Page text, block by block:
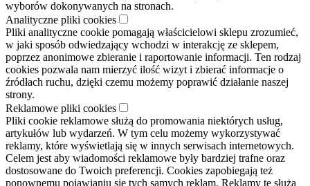
wyborów dokonywanych na stronach.
Analityczne pliki cookies
Pliki analityczne cookie pomagają właścicielowi sklepu zrozumieć,
w jaki sposób odwiedzający wchodzi w interakcję ze sklepem,
poprzez anonimowe zbieranie i raportowanie informacji. Ten rodzaj
cookies pozwala nam mierzyć ilość wizyt i zbierać informacje o
źródłach ruchu, dzięki czemu możemy poprawić działanie naszej
strony.
Reklamowe pliki cookies
Pliki cookie reklamowe służą do promowania niektórych usług,
artykułów lub wydarzeń. W tym celu możemy wykorzystywać
reklamy, które wyświetlają się w innych serwisach internetowych.
Celem jest aby wiadomości reklamowe były bardziej trafne oraz
dostosowane do Twoich preferencji. Cookies zapobiegają też
ponownemu pojawianiu się tych samych reklam. Reklamy te służą